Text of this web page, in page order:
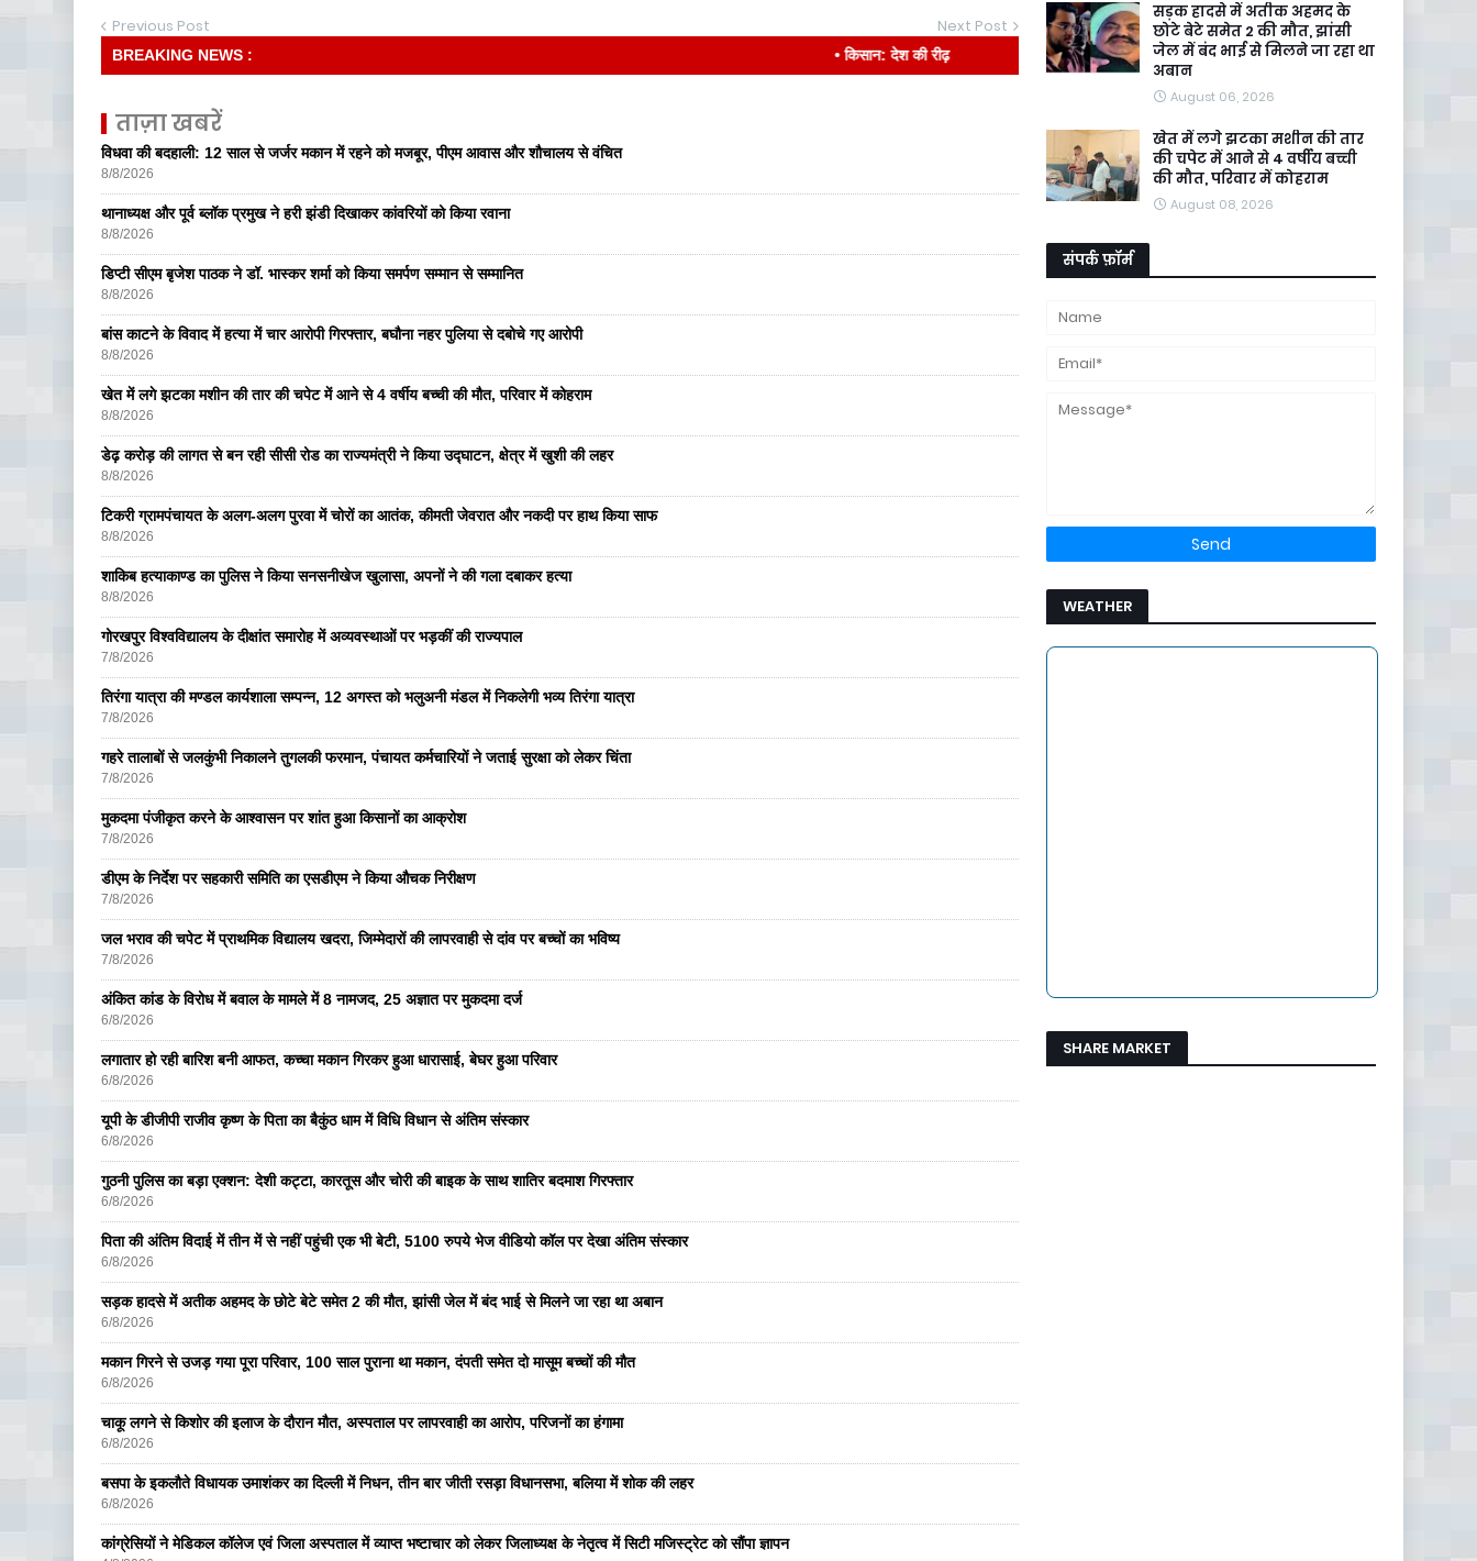
Previous Post Next Post
BREAKING NEWS : • किसान: देश की रीढ़
ताज़ा खबरें
विधवा की बदहाली: 12 साल से जर्जर मकान में रहने को मजबूर, पीएम आवास और शौचालय से वंचित
8/8/2026
थानाध्यक्ष और पूर्व ब्लॉक प्रमुख ने हरी झंडी दिखाकर कांवरियों को किया रवाना
8/8/2026
डिप्टी सीएम बृजेश पाठक ने डॉ. भास्कर शर्मा को किया समर्पण सम्मान से सम्मानित
8/8/2026
बांस काटने के विवाद में हत्या में चार आरोपी गिरफ्तार, बघौना नहर पुलिया से दबोचे गए आरोपी
8/8/2026
खेत में लगे झटका मशीन की तार की चपेट में आने से 4 वर्षीय बच्ची की मौत, परिवार में कोहराम
8/8/2026
डेढ़ करोड़ की लागत से बन रही सीसी रोड का राज्यमंत्री ने किया उद्घाटन, क्षेत्र में खुशी की लहर
8/8/2026
टिकरी ग्रामपंचायत के अलग-अलग पुरवा में चोरों का आतंक, कीमती जेवरात और नकदी पर हाथ किया साफ
8/8/2026
शाकिब हत्याकाण्ड का पुलिस ने किया सनसनीखेज खुलासा, अपनों ने की गला दबाकर हत्या
8/8/2026
गोरखपुर विश्वविद्यालय के दीक्षांत समारोह में अव्यवस्थाओं पर भड़कीं की राज्यपाल
7/8/2026
तिरंगा यात्रा की मण्डल कार्यशाला सम्पन्न, 12 अगस्त को भलुअनी मंडल में निकलेगी भव्य तिरंगा यात्रा
7/8/2026
गहरे तालाबों से जलकुंभी निकालने तुगलकी फरमान, पंचायत कर्मचारियों ने जताई सुरक्षा को लेकर चिंता
7/8/2026
मुकदमा पंजीकृत करने के आश्वासन पर शांत हुआ किसानों का आक्रोश
7/8/2026
डीएम के निर्देश पर सहकारी समिति का एसडीएम ने किया औचक निरीक्षण
7/8/2026
जल भराव की चपेट में प्राथमिक विद्यालय खदरा, जिम्मेदारों की लापरवाही से दांव पर बच्चों का भविष्य
7/8/2026
अंकित कांड के विरोध में बवाल के मामले में 8 नामजद, 25 अज्ञात पर मुकदमा दर्ज
6/8/2026
लगातार हो रही बारिश बनी आफत, कच्चा मकान गिरकर हुआ धारासाई, बेघर हुआ परिवार
6/8/2026
यूपी के डीजीपी राजीव कृष्ण के पिता का बैकुंठ धाम में विधि विधान से अंतिम संस्कार
6/8/2026
गुठनी पुलिस का बड़ा एक्शन: देशी कट्टा, कारतूस और चोरी की बाइक के साथ शातिर बदमाश गिरफ्तार
6/8/2026
पिता की अंतिम विदाई में तीन में से नहीं पहुंची एक भी बेटी, 5100 रुपये भेज वीडियो कॉल पर देखा अंतिम संस्कार
6/8/2026
सड़क हादसे में अतीक अहमद के छोटे बेटे समेत 2 की मौत, झांसी जेल में बंद भाई से मिलने जा रहा था अबान
6/8/2026
मकान गिरने से उजड़ गया पूरा परिवार, 100 साल पुराना था मकान, दंपती समेत दो मासूम बच्चों की मौत
6/8/2026
चाकू लगने से किशोर की इलाज के दौरान मौत, अस्पताल पर लापरवाही का आरोप, परिजनों का हंगामा
6/8/2026
बसपा के इकलाैते विधायक उमाशंकर का दिल्ली में निधन, तीन बार जीती रसड़ा विधानसभा, बलिया में शोक की लहर
6/8/2026
कांग्रेसियों ने मेडिकल कॉलेज एवं जिला अस्पताल में व्याप्त भष्टाचार को लेकर जिलाध्यक्ष के नेतृत्व में सिटी मजिस्ट्रेट को सौंपा ज्ञापन
सड़क हादसे में अतीक अहमद के
छोटे बेटे समेत 2 की मौत, झांसी
जेल में बंद भाई से मिलने जा रहा था
अबान
August 06, 2026
खेत में लगे झटका मशीन की तार
की चपेट में आने से 4 वर्षीय बच्ची
की मौत, परिवार में कोहराम
August 08, 2026
संपर्क फ़ॉर्म
WEATHER
SHARE MARKET